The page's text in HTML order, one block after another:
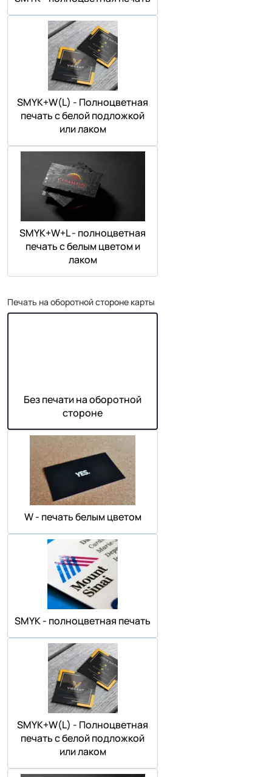
SMYK+W(L) - Полноцветная
печать с белой подложкой
или лаком
SMYK+W+L - полноцветная
печать с белым цветом и
лаком
Печать на оборотной стороне карты
Без печати на оборотной
стороне
W - печать белым цветом
SMYK - полноцветная печать
SMYK+W(L) - Полноцветная
печать с белой подложкой
или лаком